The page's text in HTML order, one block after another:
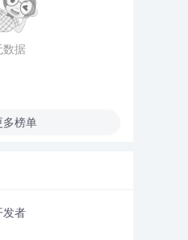
数据
多榜单
发者